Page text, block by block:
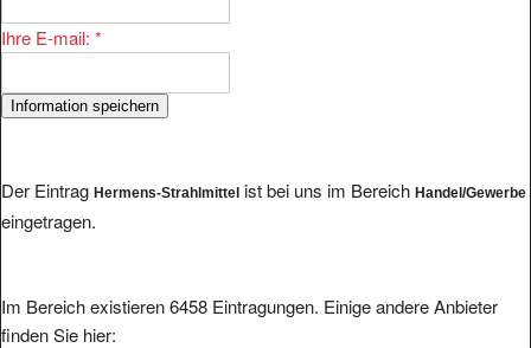
Ihre E-mail: *
Der Eintrag Hermens-Strahlmittel ist bei uns im Bereich Handel/Gewerbe
eingetragen.
Im Bereich existieren 6458 Eintragungen. Einige andere Anbieter
finden Sie hier: